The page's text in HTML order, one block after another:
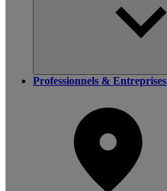
Professionnels & Entreprises